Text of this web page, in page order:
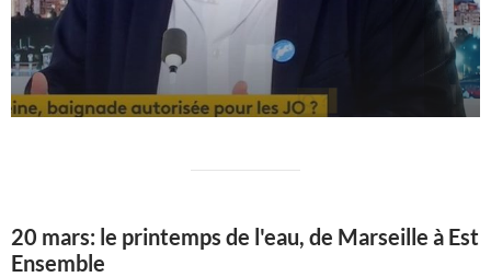
20 mars: le printemps de l'eau, de Marseille à Est
Ensemble